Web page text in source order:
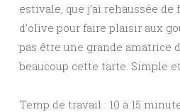
estivale, que j’ai rehaussée de
d’olive pour faire plaisir aux
pas être une grande amatrice
beaucoup cette tarte. Simple
Temp de travail : 10 à 15